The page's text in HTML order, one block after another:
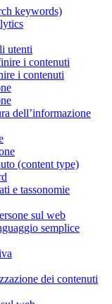
keywords)
utenti
i contenuti
i contenuti
dell’informazione
(content type)
e tassonomie
sul web
semplice
dei contenuti